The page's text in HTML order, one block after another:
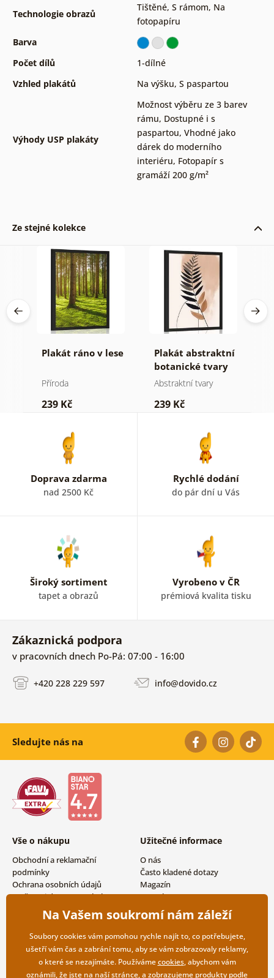
Technologie obrazů
Tištěné, S rámom, Na
fotopapíru
Barva
Počet dílů
1-dílné
Vzhled plakátů
Na výšku, S paspartou
Výhody USP plakáty
Možnost výběru ze 3 barev
rámu, Dostupné i s
paspartou, Vhodné jako
dárek do moderního
interiéru, Fotopapír s
gramáží 200 g/m²
Ze stejné kolekce
Plakát ráno v lese
Příroda
239 Kč
Plakát abstraktní
botanické tvary
kapradina
Abstraktní tvary
239 Kč
Doprava zdarma
nad 2500 Kč
Rychlé dodání
do pár dní u Vás
Široký sortiment
tapet a obrazů
Vyrobeno v ČR
prémiová kvalita tisku
Zákaznická podpora
v pracovních dnech Po-Pá: 07:00 - 16:00
+420 228 229 597 info@dovido.cz
Sledujte nás na
Vše o nákupu
Obchodní a reklamační
podmínky
Ochrana osobních údajů
Možnosti dopravy a platby
Vrácení zboží
Užitečné informace
O nás
Často kladené dotazy
Magazín
Kontakty
Velkoobchodní spolupráce
Na Vašem soukromí nám záleží
Soubory cookies vám pomohou rychle najít to, co potřebujete,
ušetří vám čas a zabrání tomu, aby se vám zobrazovaly reklamy,
o které se nezajímáte. Používámecookies, abychom vám
oznámili, že jste na naší stránce, a zobrazujeme produkty podle